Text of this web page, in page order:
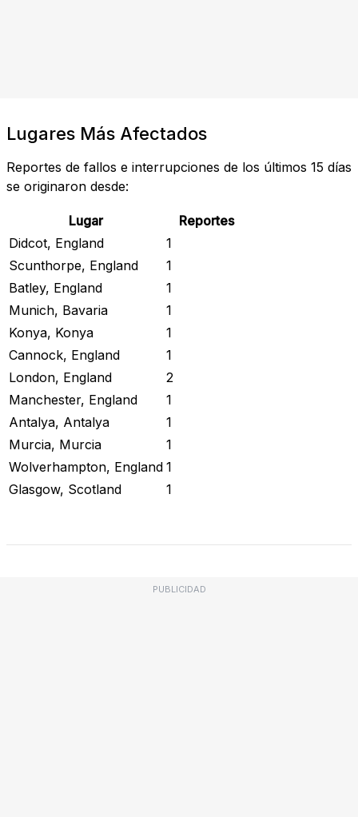
Lugares Más Afectados
Reportes de fallos e interrupciones de los últimos 15 días
se originaron desde:
Lugar
Reportes
Didcot, England
1
Scunthorpe, England
1
Batley, England
1
Munich, Bavaria
1
Konya, Konya
1
Cannock, England
1
London, England
2
Manchester, England
1
Antalya, Antalya
1
Murcia, Murcia
1
Wolverhampton, England 1
Glasgow, Scotland
1
PUBLICIDAD